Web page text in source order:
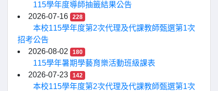
115學年度導師抽籤結果公告
2026-07-16
228
本校115學年度第2次代理及代課教師甄選第1次
招考公告
2026-08-02
180
115學年暑期學藝育樂活動班級課表
2026-07-23
142
本校115學年度第2次代理及代課教師甄選第1次